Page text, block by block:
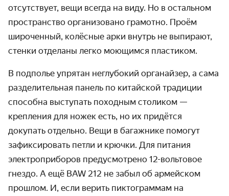
отсутствует, вещи всегда на виду. Но в остальном
пространство организовано грамотно. Проём
широченный, колёсные арки внутрь не выпирают,
стенки отделаны легко моющимся пластиком.
В подполье упрятан неглубокий органайзер, а сама
разделительная панель по китайской традиции
способна выступать походным столиком —
крепления для ножек есть, но их придётся
докупать отдельно. Вещи в багажнике помогут
зафиксировать петли и крючки. Для питания
электроприборов предусмотрено 12-вольтовое
гнездо. А ещё BAW 212 не забыл об армейском
прошлом. И, если верить пиктограммам на